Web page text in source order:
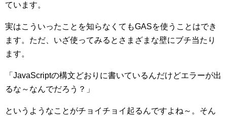
ています。
実はこういったことを知らなくてもGASを使うことはでき
ます。ただ、いざ使ってみるとさまざまな壁にブチ当たり
ます。
「JavaScriptの構文どおりに書いているんだけどエラーが出
るな～なんでだろう？」
というようなことがチョイチョイ起るんですよね～。そん